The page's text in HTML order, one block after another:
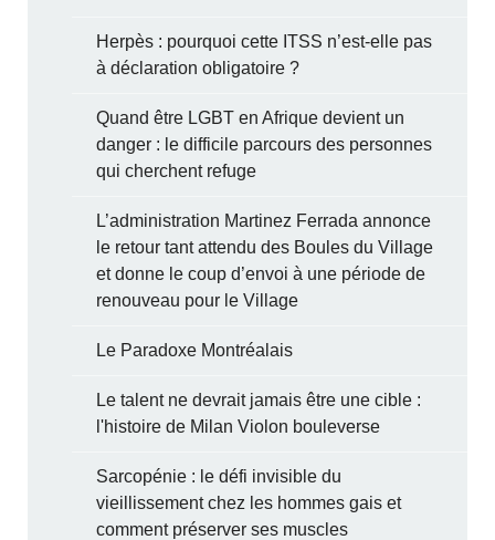
Herpès : pourquoi cette ITSS n’est-elle pas
à déclaration obligatoire ?
Quand être LGBT en Afrique devient un
danger : le difficile parcours des personnes
qui cherchent refuge
L’administration Martinez Ferrada annonce
le retour tant attendu des Boules du Village
et donne le coup d’envoi à une période de
renouveau pour le Village
Le Paradoxe Montréalais
Le talent ne devrait jamais être une cible :
l'histoire de Milan Violon bouleverse
Sarcopénie : le défi invisible du
vieillissement chez les hommes gais et
comment préserver ses muscles